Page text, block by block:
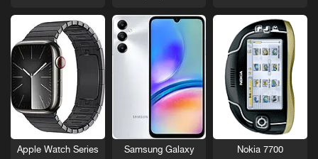
Nokia 7700
Samsung Galaxy
Apple Watch Series